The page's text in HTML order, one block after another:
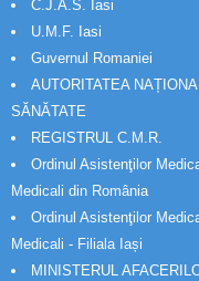
C.J.A.S. Iasi
U.M.F. Iasi
Guvernul Romaniei
AUTORITATEA
SĂNĂTATE
REGISTRUL C.M.R.
Ordinul Asistenţilor
Medicali din România
Ordinul Asistenţilor
Medicali - Filiala Iași
MINISTERUL